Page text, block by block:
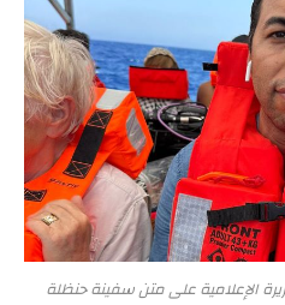
الإعلامية على متن سفينة حنظلة